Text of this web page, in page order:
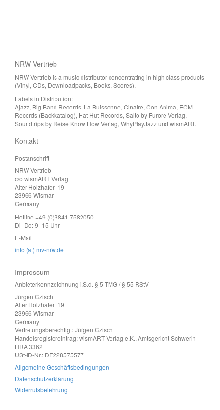
NRW Vertrieb
NRW Vertrieb is a music distributor concentrating in high class products
(Vinyl, CDs, Downloadpacks, Books, Scores).
Labels in Distribution:
Ajazz, Big Band Records, La Buissonne, Cinaire, Con Anima, ECM
Records (Backkatalog), Hat Hut Records, Salto by Furore Verlag,
Soundtrips by Reise Know How Verlag, WhyPlayJazz und wismART.
Kontakt
Postanschrift
NRW Vertrieb
c/o wismART Verlag
Alter Holzhafen 19
23966 Wismar
Germany
Hotline +49 (0)3841 7582050
Di–Do: 9–15 Uhr
E-Mail
info (at) mv-nrw.de
Impressum
Anbieterkennzeichnung i.S.d. § 5 TMG / § 55 RStV
Jürgen Czisch
Alter Holzhafen 19
23966 Wismar
Germany
Vertretungsberechtigt: Jürgen Czisch
Handelsregistereintrag: wismART Verlag e.K., Amtsgericht Schwerin
HRA 3362
USt-ID-Nr.: DE228575577
Allgemeine Geschäftsbedingungen
Datenschutzerklärung
Widerrufsbelehrung